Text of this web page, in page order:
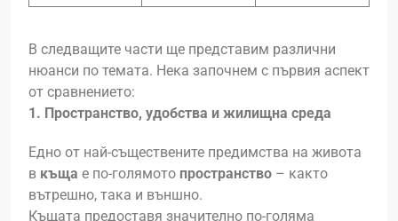
В следващите части ще представим различни
нюанси по темата. Нека започнем с първия аспект
от сравнението:
1. Пространство, удобства и жилищна среда
Едно от най-съществените предимства на живота
в къща е по-голямото пространство – както
вътрешно, така и външно.
Къщата предоставя значително по-голяма